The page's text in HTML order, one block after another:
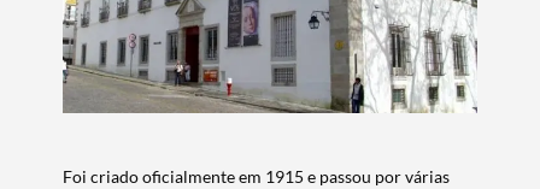
Foi criado oficialmente em 1915 e passou por várias